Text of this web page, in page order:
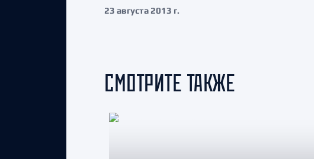
23 августа 2013 г.
СМОТРИТЕ ТАКЖЕ